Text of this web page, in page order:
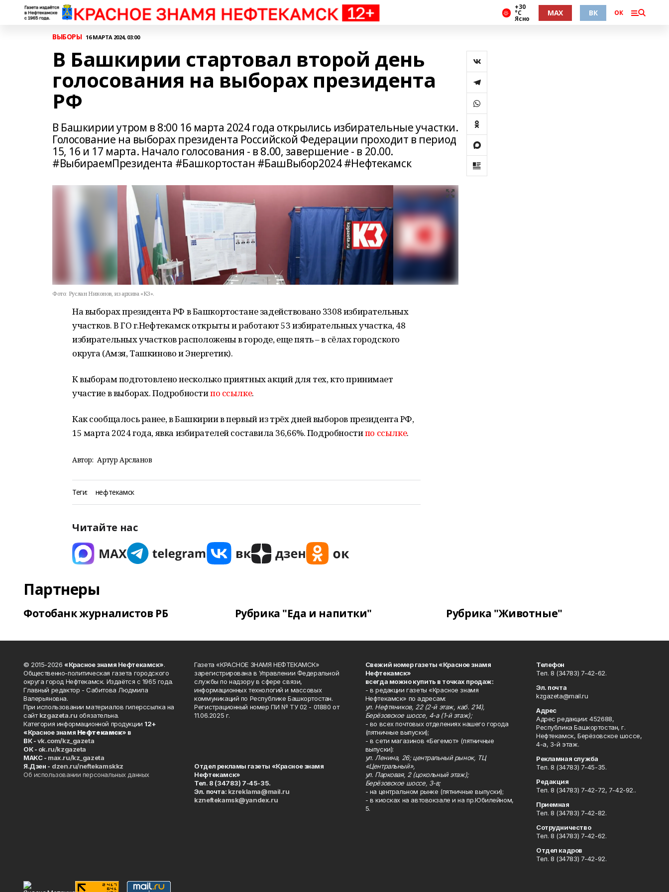
+30
°С
Ясно
MAX ВК ОК
ВЫБОРЫ 16 МАРТА 2024, 03:00
В Башкирии стартовал второй день
голосования на выборах президента
РФ
В Башкирии утром в 8:00 16 марта 2024 года открылись избирательные участки.
Голосование на выборах президента Российской Федерации проходит в период
15, 16 и 17 марта. Начало голосования - в 8.00, завершение - в 20.00.
#ВыбираемПрезидента #Башкортостан #БашВыбор2024 #Нефтекамск
Фото: Руслан Никонов, из архива «КЗ».
На выборах президента РФ в Башкортостане задействовано 3308 избирательных
участков. В ГО г.Нефтекамск открыты и работают 53 избирательных участка, 48
избирательных участков расположены в городе, еще пять – в сёлах городского
округа (Амзя, Ташкиново и Энергетик).
К выборам подготовлено несколько приятных акций для тех, кто принимает
участие в выборах. Подробностипо ссылке.
Как сообщалось ранее, в Башкирии в первый из трёх дней выборов президента РФ,
15 марта 2024 года, явка избирателей составила 36,66%. Подробностипо ссылке.
Автор: Артур Арсланов
Теги: нефтекамск
Читайте нас
Партнеры
Фотобанк журналистов РБ Рубрика "Еда и напитки" Рубрика "Животные"
© 2015-2026 «Красное знамя Нефтекамск».
Общественно-политическая газета городского
округа город Нефтекамск. Издаётся с 1965 года.
Главный редактор - Сабитова Людмила
Валерьяновна.
При использовании материалов гиперссылка на
сайтkzgazeta.ru обязательна.
Категория информационной продукции 12+
«Красное знамя Нефтекамск» в
ВК -vk.com/kz_gazeta
ОК - ok.ru/kzgazeta
MAKC - max.ru/kz_gazeta
Я.Дзен - dzen.ru/neftekamskkz
Об использовании персональных данных
Газета «КРАСНОЕ ЗНАМЯ НЕФТЕКАМСК»
зарегистрирована в Управлении Федеральной
службы по надзору в сфере связи,
информационных технологий и массовых
коммуникаций по Республике Башкортостан.
Регистрационный номер ПИ № ТУ 02 - 01880 от
11.06.2025 г.
Отдел рекламы газеты «Красное знамя
Нефтекамск»
Тел. 8 (34783) 7-45-35.
Эл. почта: kzreklama@mail.ru
kzneftekamsk@yandex.ru
Свежий номер газеты «Красное знамя
Нефтекамск»
всегда можно купить в точках продаж:
- в редакции газеты «Красное знамя
Нефтекамск» по адресам:
ул. Нефтяников, 22 (2-й этаж, каб. 214),
Берёзовское шоссе, 4-а (1-й этаж);
- во всех почтовых отделениях нашего города
(пятничные выпуски);
- в сети магазинов «Бегемот» (пятничные
выпуски):
ул. Ленина, 26; центральный рынок, ТЦ
«Центральный»,
ул. Парковая, 2 (цокольный этаж);
Берёзовское шоссе, 3-в;
- на центральном рынке (пятничные выпуски);
- в киосках на автовокзале и на пр.Юбилейном,
5.
Телефон
Тел. 8 (34783) 7-42-62.
Эл. почта
kzgazeta@mail.ru
Адрес
Адрес редакции: 452688,
Республика Башкортостан, г.
Нефтекамск, Берёзовское шоссе,
4-а, 3-й этаж.
Рекламная служба
Тел. 8 (34783) 7-45-35.
Редакция
Тел. 8 (34783) 7-42-72, 7-42-92..
Приемная
Тел. 8 (34783) 7-42-82.
Сотрудничество
Тел. 8 (34783) 7-42-62.
Отдел кадров
Тел. 8 (34783) 7-42-92.